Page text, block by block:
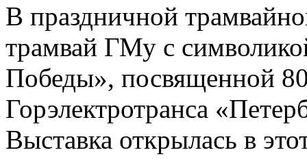
В праздничной
трамвай ГМу с
Победы», посвященной
Горэлектротранса
Выставка открылась в